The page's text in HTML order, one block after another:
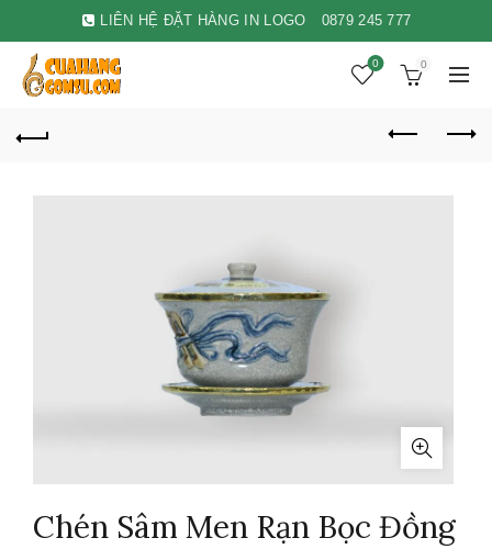
LIÊN HỆ ĐẶT HÀNG IN LOGO 0879 245 777
0 0
Chén Sâm Men Rạn Bọc Đồng